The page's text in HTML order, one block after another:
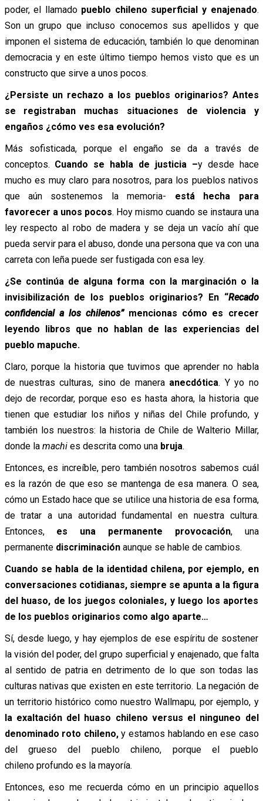
poder, el llamado pueblo chileno superficial y enajenado.
Son un grupo que incluso conocemos sus apellidos y que
imponen el sistema de educación, también lo que denominan
democracia y en este último tiempo hemos visto que es un
constructo que sirve a unos pocos.
¿Persiste un rechazo a los pueblos originarios? Antes
se registraban muchas situaciones de violencia y
engaños ¿cómo ves esa evolución?
Más sofisticada, porque el engaño se da a través de
conceptos. Cuando se habla de justicia –y desde hace
mucho es muy claro para nosotros, para los pueblos nativos
que aún sostenemos la memoria- está hecha para
favorecer a unos pocos. Hoy mismo cuando se instaura una
ley respecto al robo de madera y se deja un vacío ahí que
pueda servir para el abuso, donde una persona que va con una
carreta con leña puede ser fustigada con esa ley.
¿Se continúa de alguna forma con la marginación o la
invisibilización de los pueblos originarios? En “Recado
confidencial a los chilenos”mencionas cómo es crecer
leyendo libros que no hablan de las experiencias del
pueblo mapuche.
Claro, porque la historia que tuvimos que aprender no habla
de nuestras culturas, sino de manera anecdótica. Y yo no
dejo de recordar, porque eso es hasta ahora, la historia que
tienen que estudiar los niños y niñas del Chile profundo, y
también los nuestros: la historia de Chile de Walterio Millar,
donde la machies descrita como una bruja.
Entonces, es increíble, pero también nosotros sabemos cuál
es la razón de que eso se mantenga de esa manera. O sea,
cómo un Estado hace que se utilice una historia de esa forma,
de tratar a una autoridad fundamental en nuestra cultura.
Entonces, es una permanente provocación, una
permanente discriminaciónaunque se hable de cambios.
Cuando se habla de la identidad chilena, por ejemplo, en
conversaciones cotidianas, siempre se apunta a la figura
del huaso, de los juegos coloniales, y luego los aportes
de los pueblos originarios como algo aparte…
Sí, desde luego, y hay ejemplos de ese espíritu de sostener
la visión del poder, del grupo superficial y enajenado, que falta
al sentido de patria en detrimento de lo que son todas las
culturas nativas que existen en este territorio. La negación de
un territorio histórico como nuestro Wallmapu, por ejemplo, y
la exaltación del huaso chileno versus el ninguneo del
denominado roto chileno,y estamos hablando en ese caso
del grueso del pueblo chileno, porque el pueblo
chileno profundo es la mayoría.
Entonces, eso me recuerda cómo en un principio aquellos